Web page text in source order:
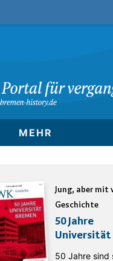
MEHR
Jung, aber mit
Geschichte
50 Jahre
Universität
50 Jahre sind